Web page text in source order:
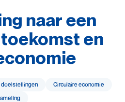
naar een
toekomst en
doelstellingen
Circulaire economie